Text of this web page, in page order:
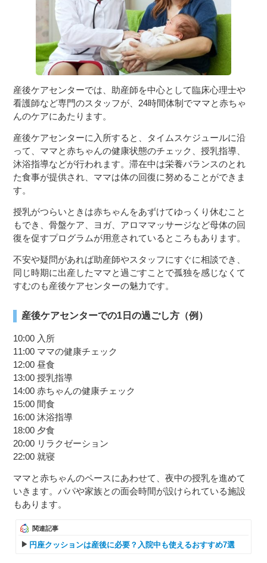
産後ケアセンターでは、助産師を中心として臨床心理士や
看護師など専門のスタッフが、24時間体制でママと赤ちゃ
んのケアにあたります。
産後ケアセンターに入所すると、タイムスケジュールに沿
って、ママと赤ちゃんの健康状態のチェック、授乳指導、
沐浴指導などが行われます。滞在中は栄養バランスのとれ
た食事が提供され、ママは体の回復に努めることができま
す。
授乳がつらいときは赤ちゃんをあずけてゆっくり休むこと
もでき、骨盤ケア、ヨガ、アロママッサージなど母体の回
復を促すプログラムが用意されているところもあります。
不安や疑問があれば助産師やスタッフにすぐに相談でき、
同じ時期に出産したママと過ごすことで孤独を感じなくて
すむのも産後ケアセンターの魅力です。
産後ケアセンターでの1日の過ごし方（例）
10:00 入所
11:00 ママの健康チェック
12:00 昼食
13:00 授乳指導
14:00 赤ちゃんの健康チェック
15:00 間食
16:00 沐浴指導
18:00 夕食
20:00 リラクゼーション
22:00 就寝
ママと赤ちゃんのペースにあわせて、夜中の授乳を進めて
いきます。パパや家族との面会時間が設けられている施設
もあります。
関連記事
円座クッションは産後に必要？入院中も使えるおすすめ7選